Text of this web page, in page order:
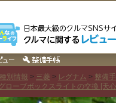
別情報 > 三菱 > レグナム > 整備
ローブボックスライトの交換 [天